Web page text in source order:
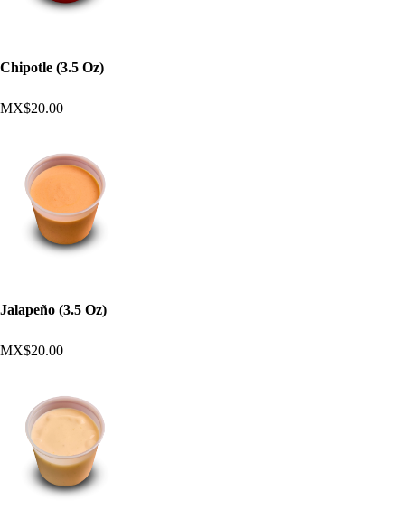
Chipotle (3.5 Oz)
MX$20.00
Jalapeño (3.5 Oz)
MX$20.00